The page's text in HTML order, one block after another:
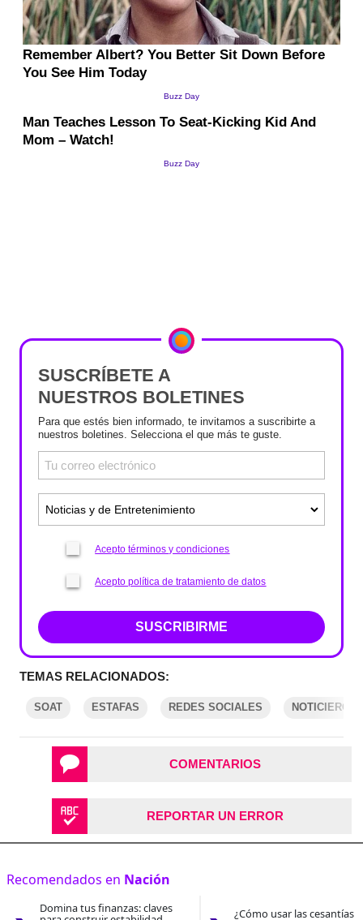
SUSCRÍBETE A
NUESTROS BOLETINES
Para que estés bien informado, te invitamos a suscribirte a
nuestros boletines. Selecciona el que más te guste.
Acepto términos y condiciones
Acepto política de tratamiento de datos
SUSCRIBIRME
TEMAS RELACIONADOS:
SOAT ESTAFAS REDES SOCIALES NOTICIERO
COMENTARIOS
REPORTAR UN ERROR
Recomendados en Nación
Domina tus finanzas: claves ¿Cómo usar las cesantías